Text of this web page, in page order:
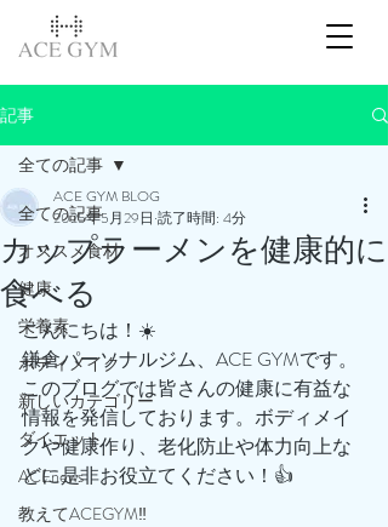
記事
全ての記事
オススメ食材
健康
栄養素
ボディメイク
新しいカテゴリー
ダイエット
ACEnews
教えてACEGYM‼️
全ての記事
カップラーメンを健康的に
食べる
ACE GYM BLOG
2025年5月29日 読了時間: 4分
こんにちは！☀️
鎌倉パーソナルジム、ACE GYMです。
このブログでは皆さんの健康に有益な
情報を発信しております。ボディメイ
クや健康作り、老化防止や体力向上な
どに是非お役立てください！👍